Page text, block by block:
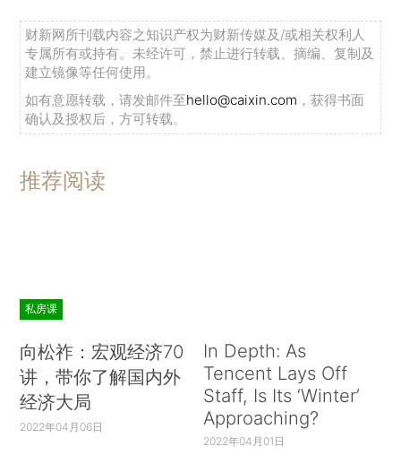
财新网所刊载内容之知识产权为财新传媒及/或相关权利人
专属所有或持有。未经许可，禁止进行转载、摘编、复制及
建立镜像等任何使用。
如有意愿转载，请发邮件至hello@caixin.com ，获得书面
确认及授权后，方可转载。
推荐阅读
私房课
向松祚：宏观经济70
讲，带你了解国内外
经济大局
2022年04月06日
In Depth: As
Tencent Lays Off
Staff, Is Its ‘Winter’
Approaching?
2022年04月01日